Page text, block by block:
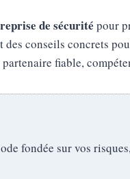
de sécurité pour
des conseils concrets
fiable,
fondée sur vos